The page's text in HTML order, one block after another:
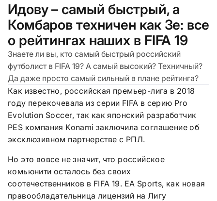
Идову – самый быстрый, а
Комбаров техничен как Зе: все
о рейтингах наших в FIFA 19
Знаете ли вы, кто самый быстрый российский
футболист в FIFA 19? А самый высокий? Техничный?
Да даже просто самый сильный в плане рейтинга?
Как известно, российская премьер-лига в 2018
году перекочевала из серии FIFA в серию Pro
Evolution Soccer, так как японский разработчик
PES компания Konami заключила соглашение об
эксклюзивном партнерстве с РПЛ.
Но это вовсе не значит, что российское
комьюнити осталось без своих
соотечественников в FIFA 19. EA Sports, как новая
правообладательница лицензий на Лигу